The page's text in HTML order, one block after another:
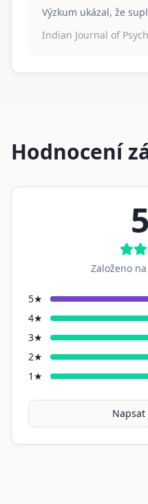
Výzkum ukázal, že
Indian Journal of
Hodnocení
Založeno na
5★
4★
3★
2★
1 ★